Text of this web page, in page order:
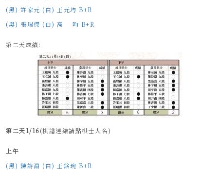
(黑) 許家元 (白) 王元均 B+R
(黑) 張瑞傑 (白) 高 昀 B+R
第二天成績:
第二天1/16(棋譜連結請點棋士人名)
上午
(黑) 陳詩淵 (白) 王銘琬 B+R